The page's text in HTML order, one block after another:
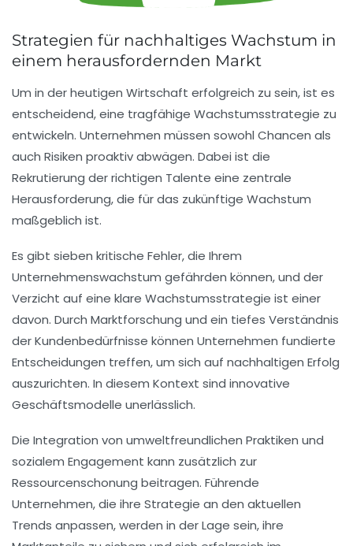
Strategien für nachhaltiges Wachstum in
einem herausfordernden Markt
Um in der heutigen Wirtschaft erfolgreich zu sein, ist es
entscheidend, eine tragfähige Wachstumsstrategie zu
entwickeln. Unternehmen müssen sowohl Chancen als
auch Risiken proaktiv abwägen. Dabei ist die
Rekrutierung der richtigen Talente eine zentrale
Herausforderung, die für das zukünftige Wachstum
maßgeblich ist.
Es gibt sieben kritische Fehler, die Ihrem
Unternehmenswachstum gefährden können, und der
Verzicht auf eine klare Wachstumsstrategie ist einer
davon. Durch Marktforschung und ein tiefes Verständnis
der Kundenbedürfnisse können Unternehmen fundierte
Entscheidungen treffen, um sich auf nachhaltigen Erfolg
auszurichten. In diesem Kontext sind innovative
Geschäftsmodelle unerlässlich.
Die Integration von umweltfreundlichen Praktiken und
sozialem Engagement kann zusätzlich zur
Ressourcenschonung beitragen. Führende
Unternehmen, die ihre Strategie an den aktuellen
Trends anpassen, werden in der Lage sein, ihre